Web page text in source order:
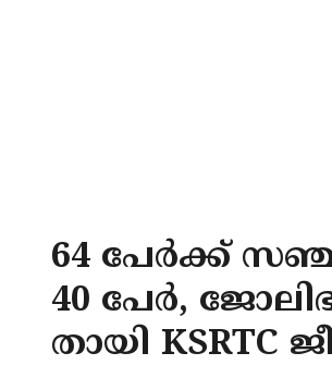
64 പേര്‍ക്ക്
40 പേര്‍,
തായി KSRTC